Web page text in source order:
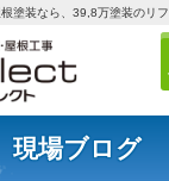
塗装なら、39,8万塗装のリフ
現場ブログ